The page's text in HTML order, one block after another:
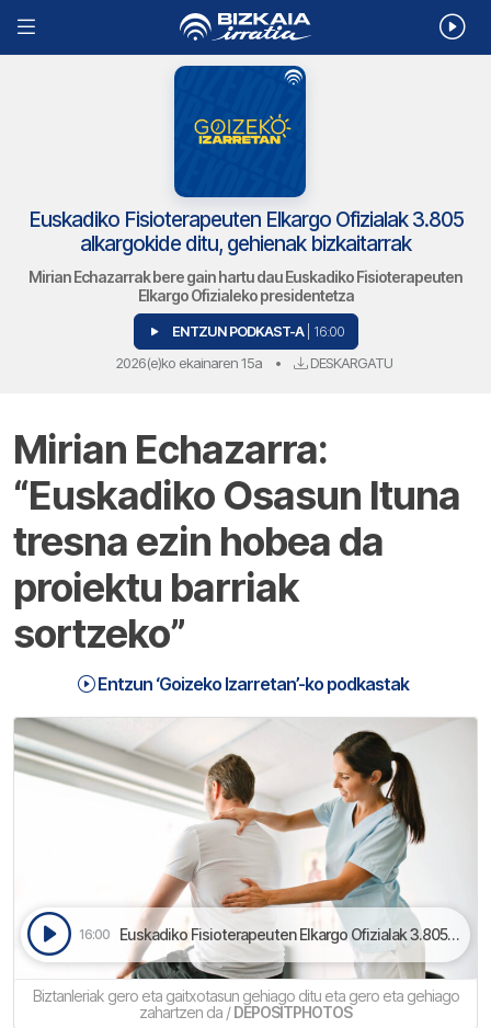
Euskadiko Fisioterapeuten Elkargo Ofizialak 3.805
alkargokide ditu, gehienak bizkaitarrak
Mirian Echazarrak bere gain hartu dau Euskadiko Fisioterapeuten
Elkargo Ofizialeko presidentetza
ENTZUN PODKAST-A | 16:00
2026(e)ko ekainaren 15a • DESKARGATU
Mirian Echazarra:
“Euskadiko Osasun Ituna
tresna ezin hobea da
proiektu barriak
sortzeko”
Entzun ‘Goizeko Izarretan’-ko podkastak
16:00 Euskadiko Fisioterapeuten Elkargo Ofizialak 3.805 alkargokide ditu, gehienak bizkaitarrak | Goizeko Izarretan
Biztanleriak gero eta gaitxotasun gehiago ditu eta gero eta gehiago
zahartzen da /DEPOSITPHOTOS